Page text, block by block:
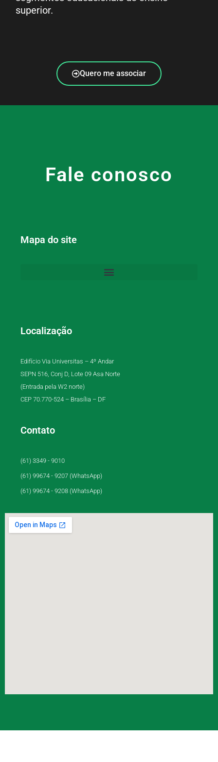
superior.
Quero me associar
Fale conosco
Mapa do site
Localização
Edifício Via Universitas – 4º Andar
SEPN 516, Conj D, Lote 09 Asa Norte
(Entrada pela W2 norte)
CEP 70.770-524 – Brasília – DF
Contato
(61) 3349 - 9010
(61) 99674 - 9207 (WhatsApp)
(61) 99674 - 9208 (WhatsApp)